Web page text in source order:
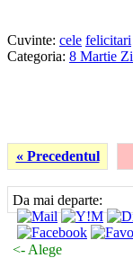
Cuvinte: cele felicitari
Categoria: 8 Martie
« Precedentul
Da mai departe:
<- Alege